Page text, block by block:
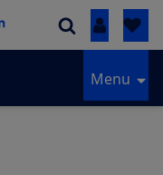
Inloggen
Menu